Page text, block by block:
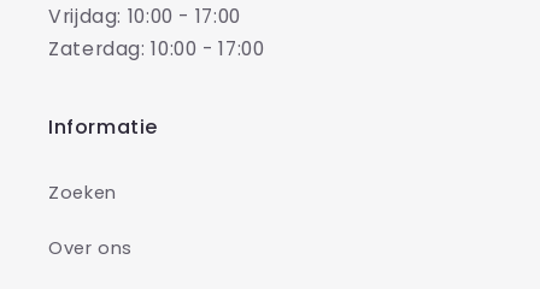
Vrijdag: 10:00 - 17:00
Zaterdag: 10:00 - 17:00
Informatie
Zoeken
Over ons